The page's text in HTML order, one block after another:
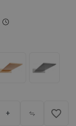
+ favorite_border